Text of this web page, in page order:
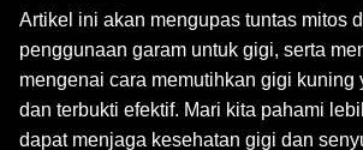
Artikel ini akan mengupas tuntas mitos
penggunaan garam untuk gigi, serta
mengenai cara memutihkan gigi kuning
dan terbukti efektif. Mari kita pahami
dapat menjaga kesehatan gigi dan